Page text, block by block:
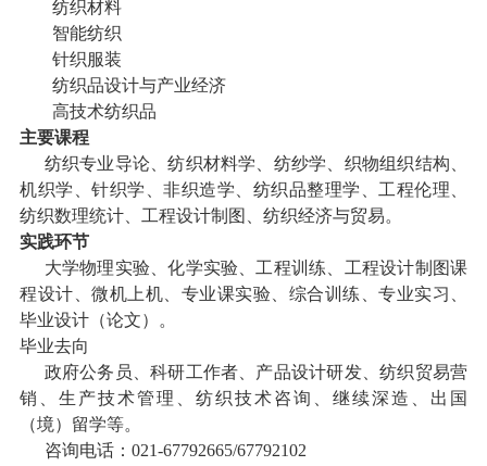
纺织材料
智能纺织
针织服装
纺织品设计与产业经济
高技术纺织品
主要课程
纺织专业导论、纺织材料学、纺纱学、织物组织结构、
机织学、针织学、非织造学、纺织品整理学、工程伦理、
纺织数理统计、工程设计制图、纺织经济与贸易。
实践环节
大学物理实验、化学实验、工程训练、工程设计制图课
程设计、微机上机、专业课实验、综合训练、专业实习、
毕业设计（论文）。
毕业去向
政府公务员、科研工作者、产品设计研发、纺织贸易营
销、生产技术管理、纺织技术咨询、继续深造、出国
（境）留学等。
咨询电话： 021-67792665/67792102